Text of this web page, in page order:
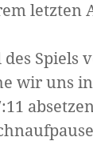
letzten
des Spiels
wir uns